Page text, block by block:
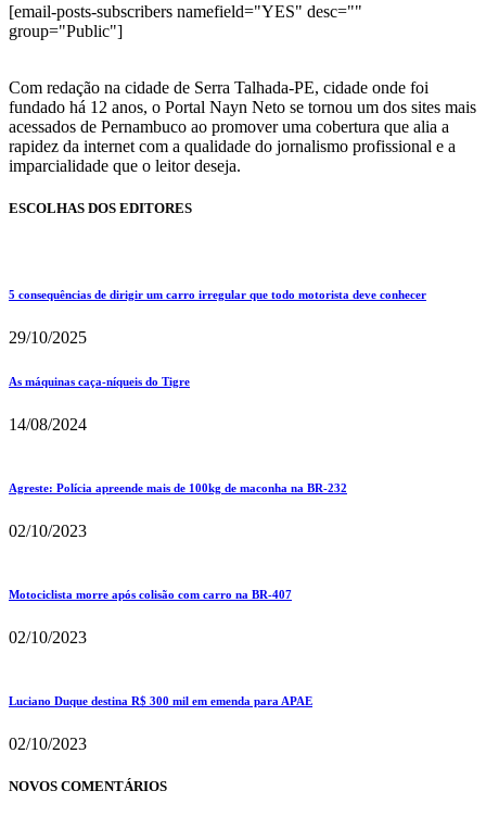
[email-posts-subscribers namefield="YES" desc=""
group="Public"]
Com redação na cidade de Serra Talhada-PE, cidade onde foi
fundado há 12 anos, o Portal Nayn Neto se tornou um dos sites mais
acessados de Pernambuco ao promover uma cobertura que alia a
rapidez da internet com a qualidade do jornalismo profissional e a
imparcialidade que o leitor deseja.
ESCOLHAS DOS EDITORES
5 consequências de dirigir um carro irregular que todo motorista deve conhecer
29/10/2025
As máquinas caça-níqueis do Tigre
14/08/2024
Agreste: Polícia apreende mais de 100kg de maconha na BR-232
02/10/2023
Motociclista morre após colisão com carro na BR-407
02/10/2023
Luciano Duque destina R$ 300 mil em emenda para APAE
02/10/2023
NOVOS COMENTÁRIOS